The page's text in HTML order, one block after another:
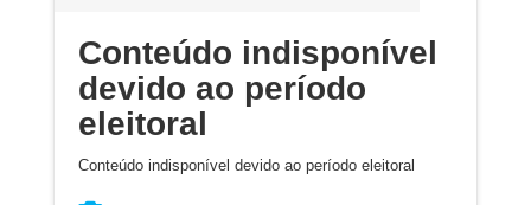
Conteúdo indisponível
devido ao período
eleitoral
Conteúdo indisponível devido ao período eleitoral